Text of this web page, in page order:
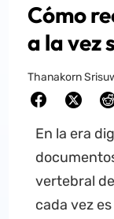
Cómo
a la vez
Thanakorn
En la era
vertebral
cada vez